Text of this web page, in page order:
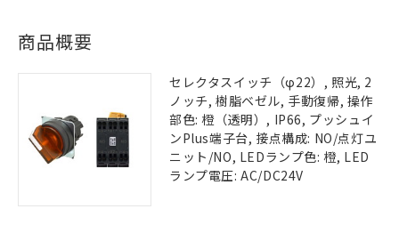
商品概要
セレクタスイッチ（φ22）, 照光, 2
ノッチ, 樹脂ベゼル, 手動復帰, 操作
部色: 橙（透明）, IP66, プッシュイ
ンPlus端子台, 接点構成: NO/点灯ユ
ニット/NO, LEDランプ色: 橙, LED
ランプ電圧: AC/DC24V